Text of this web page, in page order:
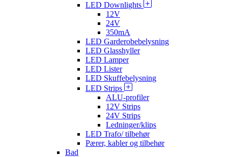
LED Downlights
12V
24V
350mA
LED Garderobebelysning
LED Glasshyller
LED Lamper
LED Lister
LED Skuffebelysning
LED Strips
ALU-profiler
12V Strips
24V Strips
Ledninger/klips
LED Trafo/ tilbehør
Pærer, kabler og tilbehør
Bad